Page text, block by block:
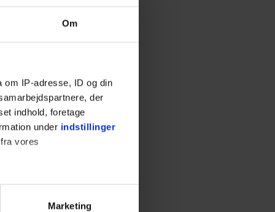
Om
om IP-adresse, ID og din
der
indhold, foretage
under indstillinger
vores
Marketing